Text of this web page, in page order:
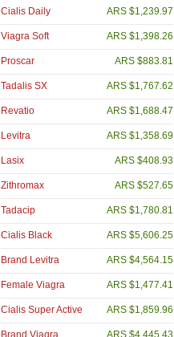
Cialis Daily ARS $1,239.97
Viagra Soft ARS $1,398.26
Proscar ARS $883.81
Tadalis SX ARS $1,767.62
Revatio ARS $1,688.47
Levitra ARS $1,358.69
Lasix ARS $408.93
Zithromax ARS $527.65
Tadacip ARS $1,780.81
Cialis Black ARS $5,606.25
Brand Levitra ARS $4,564.15
Female Viagra ARS $1,477.41
Cialis Super Active ARS $1,859.96
Brand Viagra ARS $4,445.43